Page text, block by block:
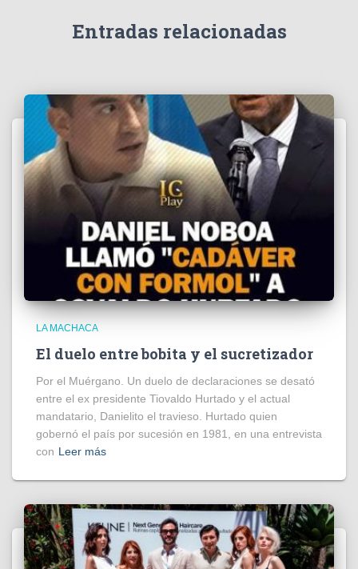
Entradas relacionadas
LA MACHACA
El duelo entre bobita y el sucretizador
Por el Muérgano. Un duelo de declaraciones se desató
entre el ex presidente Tiovaldo Hurtado y el actual
mandatario, Danielito el travieso. Hurtado quien
gobernó el país por sucesión en 1981, en una entrevista
con Leer más